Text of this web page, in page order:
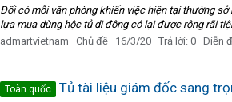
Đối có mỗi văn phòng khiến việc hiện tại thường
lựa mua dùng hộc tủ di động có lại được rộng rãi
admartvietnam
Chủ đề 16/3/20 Trả lời: 0 Diễn
Toàn quốc Tủ tài liệu giám đốc sang